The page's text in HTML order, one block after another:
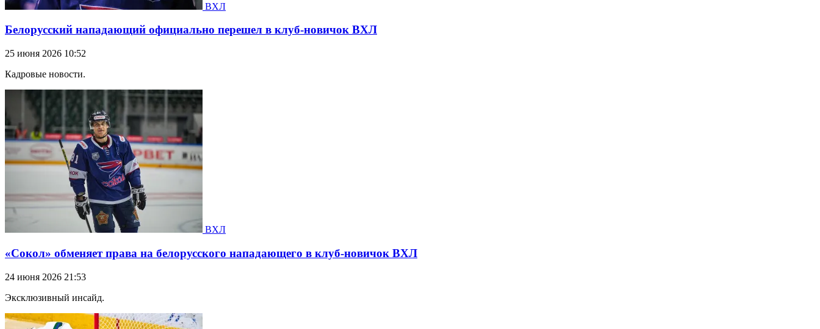
ВХЛ
Белорусский нападающий официально перешел в клуб-новичок ВХЛ
25 июня 2026 10:52
Кадровые новости.
ВХЛ
«Сокол» обменяет права на белорусского нападающего в клуб-новичок ВХЛ
24 июня 2026 21:53
Эксклюзивный инсайд.